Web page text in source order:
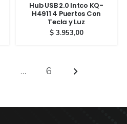
Hub USB 2.0 Intco KQ-
H4911 4 Puertos Con
Tecla y Luz
$3.953,00
… 6